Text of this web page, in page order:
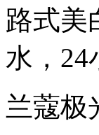
路式美
水，24
兰蔻极